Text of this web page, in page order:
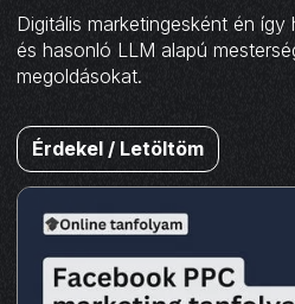
Digitális marketingesként én így
és hasonló LLM alapú
megoldásokat.
Érdekel / Letöltöm